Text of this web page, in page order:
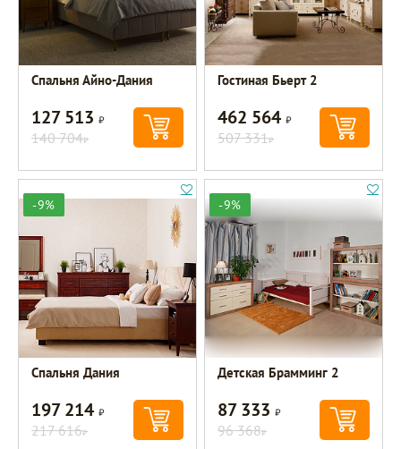
Спальня Айно-Дания
127 513Р
140 704Р
Гостиная Бьерт 2
462 564Р
507 331Р
-9%
Спальня Дания
197 214Р
217 616Р
-9%
Детская Брамминг 2
87 333Р
96 368Р